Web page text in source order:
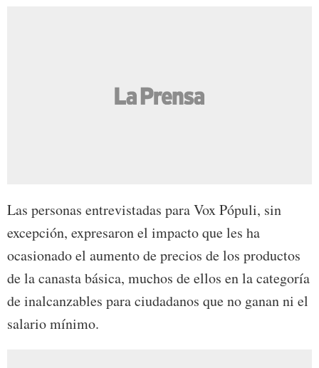
Las personas entrevistadas para Vox Pópuli, sin
excepción, expresaron el impacto que les ha
ocasionado el aumento de precios de los productos
de la canasta básica, muchos de ellos en la categoría
de inalcanzables para ciudadanos que no ganan ni el
salario mínimo.